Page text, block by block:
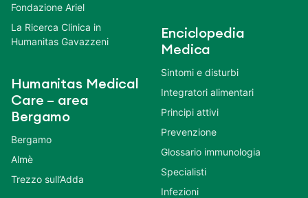
Fondazione Ariel
La Ricerca Clinica in
Humanitas Gavazzeni
Humanitas Medical
Care – area
Bergamo
Bergamo
Almè
Trezzo sull’Adda
Enciclopedia
Medica
Sintomi e disturbi
Integratori alimentari
Principi attivi
Prevenzione
Glossario immunologia
Specialisti
Infezioni